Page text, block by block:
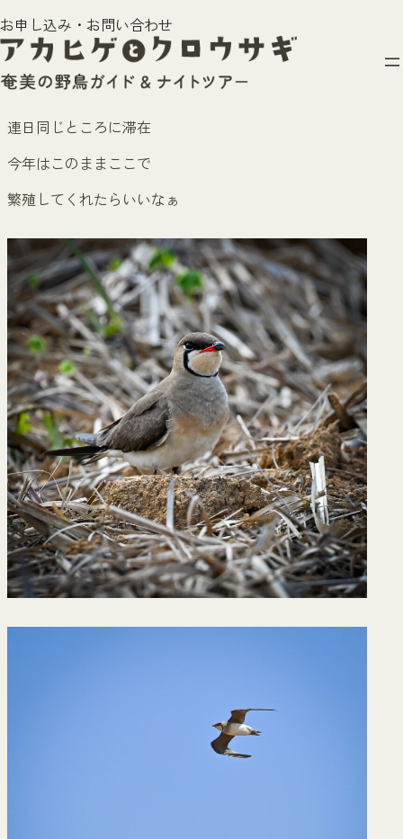
内
容
を
ス
ッ
お申し込み・お問い合わせ
繁殖？ ツバメチドリ
2026年5月19日
かわいいお顔のツバメチドリ
連日同じところに滞在
今年はこのままここで
繁殖してくれたらいいなぁ